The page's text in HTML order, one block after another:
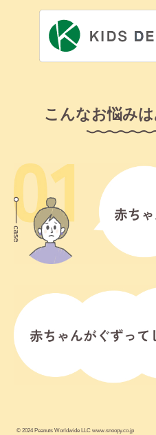
こんなお悩み
© 2024 Peanuts Worldwide LLC www.snoopy.co.jp